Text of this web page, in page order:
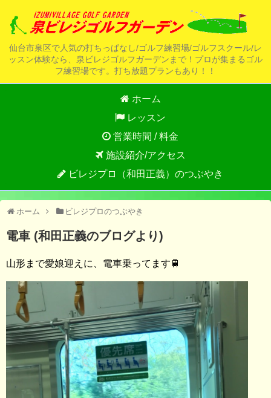
仙台市泉区で人気の打ちっぱなし/ゴルフ練習場/ゴルフスクール/レ
ッスン体験なら、泉ビレジゴルフガーデンまで！プロが集まるゴル
フ練習場です。打ち放題プランもあり！！
ホーム
レッスン
営業時間 / 料金
施設紹介/アクセス
ビレジプロ（和田正義）のつぶやき
ホーム ビレジプロのつぶやき
電車 (和田正義のブログより)
山形まで愛娘迎えに、電車乗ってます🚆